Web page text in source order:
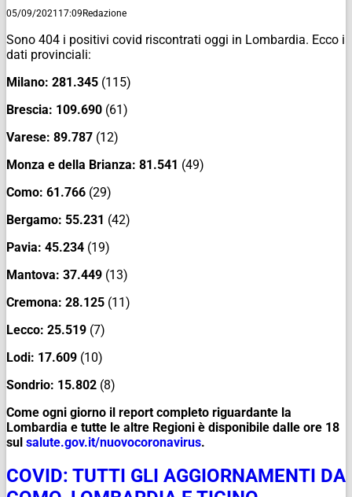
05/09/2021 17:09Redazione
Sono 404 i positivi covid riscontrati oggi in Lombardia. Ecco i
dati provinciali:
Milano: 281.345 (115)
Brescia: 109.690 (61)
Varese: 89.787 (12)
Monza e della Brianza: 81.541 (49)
Como: 61.766 (29)
Bergamo: 55.231 (42)
Pavia: 45.234 (19)
Mantova: 37.449 (13)
Cremona: 28.125 (11)
Lecco: 25.519 (7)
Lodi: 17.609 (10)
Sondrio: 15.802 (8)
Come ogni giorno il report completo riguardante la
Lombardia e tutte le altre Regioni è disponibile dalle ore 18
sul salute.gov.it/nuovocoronavirus.
COVID: TUTTI GLI AGGIORNAMENTI DA